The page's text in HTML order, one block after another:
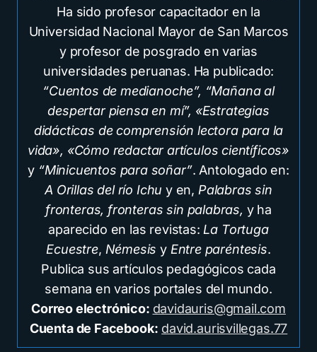
Ha sido profesor capacitador en la
Universidad Nacional Mayor de San Marcos
y profesor de posgrado en varias
universidades peruanas. Ha publicado:
“Cuentos de medianoche”, “Mañana al
despertar piensa en mí”, «Estrategias
didácticas de comprensión lectora para la
vida», «Cómo redactar artículos científicos»
y “Minicuentos para soñar”. Antologado en:
A Orillas del río Ichu y en, Palabras sin
fronteras, fronteras sin palabras, y ha
aparecido en las revistas: La Tortuga
Ecuestre, Némesis y Entre paréntesis.
Publica sus artículos pedagógicos cada
semana en varios portales del mundo.
Correo electrónico: davidauris@gmail.com
Cuenta de Facebook: david.aurisvillegas.77